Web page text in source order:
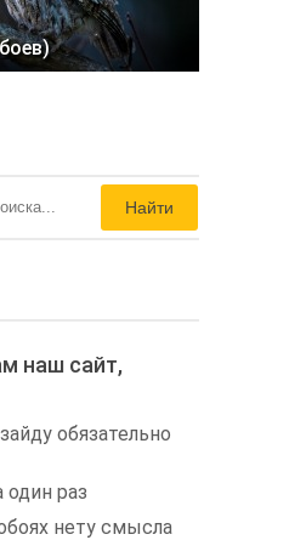
Найти
наш сайт,
обязательно
один раз
нету смысла